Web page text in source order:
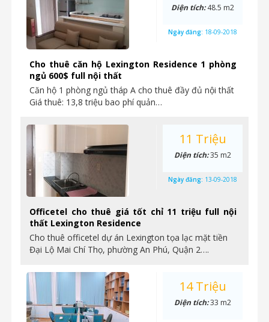
Cho thuê căn hộ Lexington Residence 1 phòng
ngủ 600$ full nội thất
Căn hộ 1 phòng ngủ tháp A cho thuê đầy đủ nội thất
Giá thuê: 13,8 triệu bao phí quản…
Diện tích:48.5 m2
Ngày đăng: 18-09-2018
Officetel cho thuê giá tốt chỉ 11 triệu full nội
thất Lexington Residence
Cho thuê officetel dự án Lexington tọa lạc mặt tiền
Đại Lộ Mai Chí Thọ, phường An Phú, Quận 2….
11 Triệu
Diện tích:35 m2
Ngày đăng: 13-09-2018
14 Triệu
Diện tích:33 m2